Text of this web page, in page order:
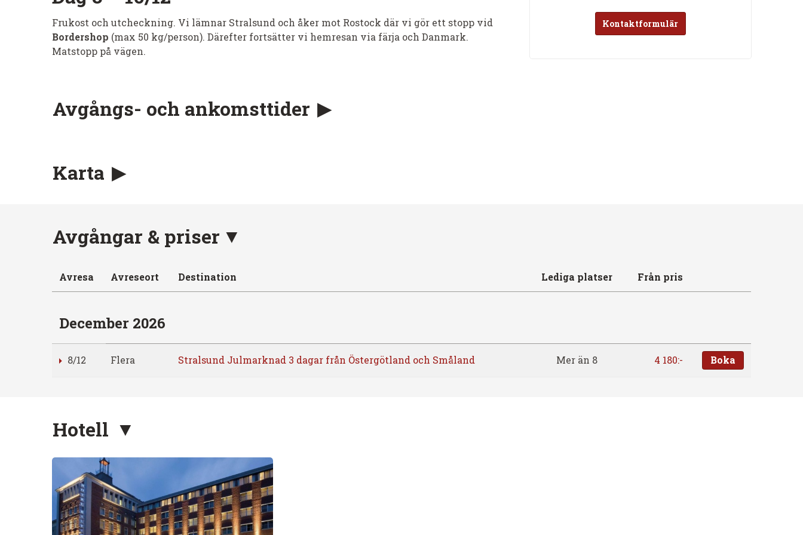
Frukost och utcheckning. Vi lämnar Stralsund och åker mot Rostock där vi gör ett stopp vid
Bordershop (max 50 kg/person). Därefter fortsätter vi hemresan via färja och Danmark.
Matstopp på vägen.
Kontaktformulär
Avgångs- och ankomsttider
Karta
Avgångar & priser
Avresa Avreseort Destination Lediga platser Från pris
December 2026
8/12 Flera Stralsund Julmarknad 3 dagar från Östergötland och Småland Mer än 8 4 180:- Boka
Hotell